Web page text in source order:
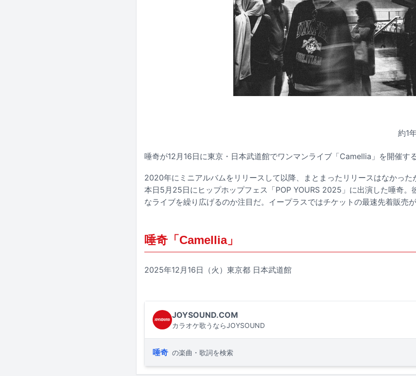
約1
唾奇が12月16日に東京・日本武道館でワンマンライブ「Camellia」を開催する
2020年にミニアルバムをリリースして以降、まとまったリリースはなかった
本日5月25日にヒップホップフェス「POP YOURS 2025」に出演した唾奇。
なライブを繰り広げるのか注目だ。イープラスではチケットの最速先着販売が
唾奇「Camellia」
2025年12月16日（火）東京都 日本武道館
JOYSOUND.COM
カラオケ歌うならJOYSOUND
唾奇 の楽曲・歌詞を検索